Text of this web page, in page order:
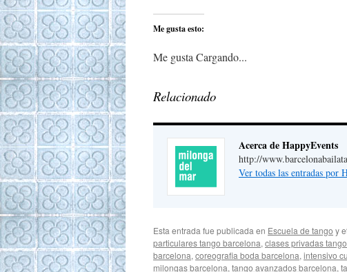
Me gusta esto:
Me gusta Cargando...
Relacionado
Acerca de HappyEvents
http://
Ver todas las entradas por
Esta entrada fue publicada en Escuela de tango y
particulares tango barcelona, clases privadas
barcelona, coreografia boda barcelona, intensivo
milongas barcelona, tango avanzados barcelona,